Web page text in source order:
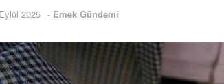
2025 - Emek Gündemi